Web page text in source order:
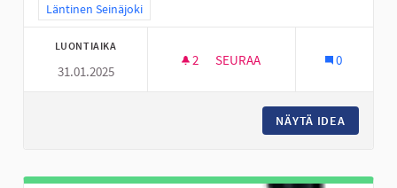
Rajaa tulokset teeman mukaan: Läntinen Seinäjoki
Läntinen Seinäjoki
LUONTIAIKA
31.01.2025
2 2 SEURAAJAA
SEURAA 0
NÄYTÄ IDEA